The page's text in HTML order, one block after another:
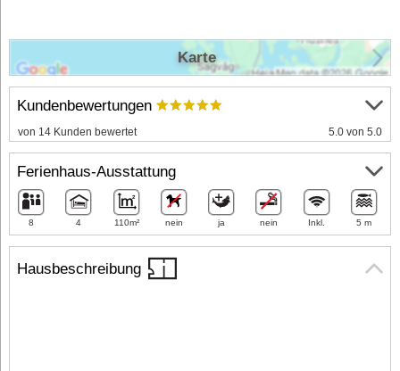
Hausbeschreibung
Kundenbewertungen
von 14 Kunden bewertet 5.0 von 5.0
Ferienhaus-Ausstattung
8 4 110m² nein ja nein Inkl. 5 m
Karte